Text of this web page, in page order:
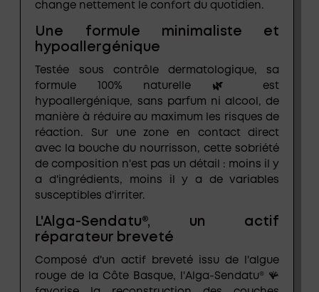
change nettement le confort du quotidien.
Une formule minimaliste et
hypoallergénique
Testée sous contrôle dermatologique, sa
formule 100% naturelle 🌿 est
hypoallergénique, sans parfum ni alcool , de
manière à réduire au maximum les risques de
réaction. Sur une zone en contact direct
avec la bouche du nourrisson, cette sobriété
de composition n'est pas un détail : moins il y
a d'ingrédients, moins il y a de variables
susceptibles d'irriter.
L'Alga-Sendatu®, un actif
réparateur breveté
Composé d'un actif breveté issu de l'algue
rouge de la Côte Basque, l'Alga-Sendatu® 🪸